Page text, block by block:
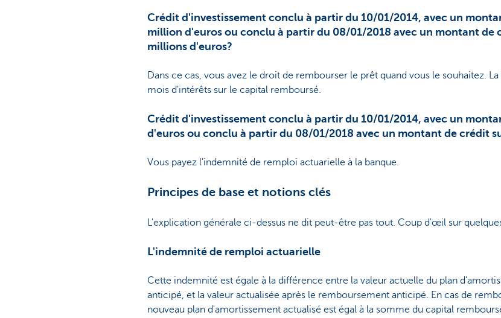
Crédit d'investissement conclu à partir du 10/01/2014, avec un
million d'euros ou conclu à partir du 08/01/2018 avec un montant de
millions d'euros?
Dans ce cas, vous avez le droit de rembourser le prêt quand vous le souhaitez.
mois d'intérêts sur le capital remboursé.
Crédit d'investissement conclu à partir du 10/01/2014, avec un
d'euros ou conclu à partir du 08/01/2018 avec un montant de crédit
Vous payez l'indemnité de remploi actuarielle à la banque.
Principes de base et notions clés
L'explication générale ci-dessus ne dit peut-être pas tout. Coup d'œil sur
L'indemnité de remploi actuarielle
Cette indemnité est égale à la différence entre la valeur actuelle du plan
anticipé, et la valeur actualisée après le remboursement anticipé. En cas de
nouveau plan d'amortissement actualisé est égal à la somme du capital